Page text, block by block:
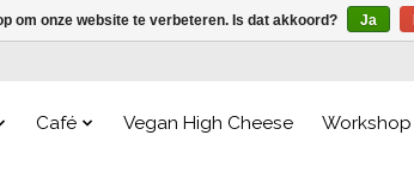
Café Vegan High Cheese Workshop
om onze website te verbeteren. Is dat akkoord? Ja